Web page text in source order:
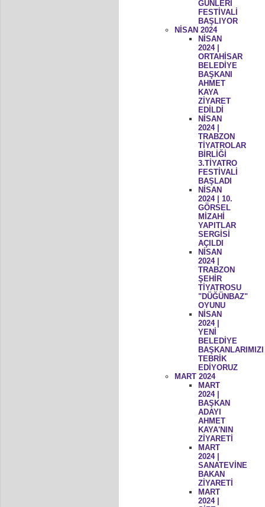
GÜNLERİ
FESTİVALİ
BAŞLIYOR
NİSAN 2024
NİSAN
2024 |
ORTAHİSAR
BELEDİYE
BAŞKANI
AHMET
KAYA
ZİYARET
EDİLDİ
NİSAN
2024 |
TRABZON
TİYATROLAR
BİRLİĞİ
3.TİYATRO
FESTİVALİ
BAŞLADI
NİSAN
2024 | 10.
GÖRSEL
MİZAHİ
YAPITLAR
SERGİSİ
AÇILDI
NİSAN
2024 |
TRABZON
ŞEHİR
TİYATROSU
"DÜĞÜNBAZ"
OYUNU
NİSAN
2024 |
YENİ
BELEDİYE
BAŞKANLARIMIZI
TEBRİK
EDİYORUZ
MART 2024
MART
2024 |
BAŞKAN
ADAYI
AHMET
KAYA'NIN
ZİYARETİ
MART
2024 |
SANATEVİNE
BAKAN
ZİYARETİ
MART
2024 |